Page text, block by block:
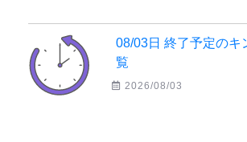
08/03日 終了予定のキ
覧
2026/08/03